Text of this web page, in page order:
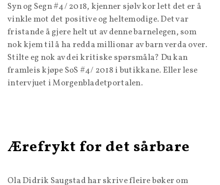
Syn og Segn #4/ 2018, kjenner sjølv kor lett det er å
vinkle mot det positive og heltemodige. Det var
fristande å gjere helt ut av denne barnelegen, som
nok kjem til å ha redda millionar av barn verda over.
Stilte eg nok av dei kritiske spørsmåla? Du kan
framleis kjøpe SoS #4/ 2018 i butikkane. Eller lese
intervjuet i Morgenbladetportalen.
Ærefrykt for det sårbare
Ola Didrik Saugstad har skrive fleire bøker om